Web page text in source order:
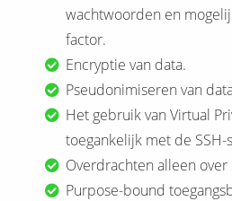
wachtwoorden en
factor.
Encryptie van data.
Pseudonimiseren van
Het gebruik van Virtual
toegankelijk met de SSH-
Overdrachten alleen over
Purpose-bound